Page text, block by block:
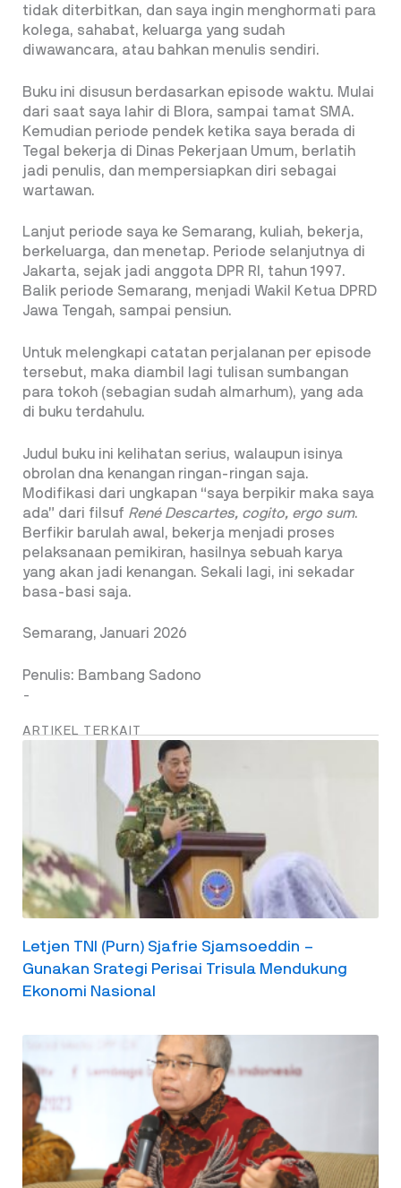
tidak diterbitkan, dan saya ingin menghormati para
kolega, sahabat, keluarga yang sudah
diwawancara, atau bahkan menulis sendiri.
Buku ini disusun berdasarkan episode waktu. Mulai
dari saat saya lahir di Blora, sampai tamat SMA.
Kemudian periode pendek ketika saya berada di
Tegal bekerja di Dinas Pekerjaan Umum, berlatih
jadi penulis, dan mempersiapkan diri sebagai
wartawan.
Lanjut periode saya ke Semarang, kuliah, bekerja,
berkeluarga, dan menetap. Periode selanjutnya di
Jakarta, sejak jadi anggota DPR RI, tahun 1997.
Balik periode Semarang, menjadi Wakil Ketua DPRD
Jawa Tengah, sampai pensiun.
Untuk melengkapi catatan perjalanan per episode
tersebut, maka diambil lagi tulisan sumbangan
para tokoh (sebagian sudah almarhum), yang ada
di buku terdahulu.
Judul buku ini kelihatan serius, walaupun isinya
obrolan dna kenangan ringan-ringan saja.
Modifikasi dari ungkapan “saya berpikir maka saya
ada” dari filsuf René Descartes, cogito, ergo sum.
Berfikir barulah awal, bekerja menjadi proses
pelaksanaan pemikiran, hasilnya sebuah karya
yang akan jadi kenangan. Sekali lagi, ini sekadar
basa-basi saja.
Semarang, Januari 2026
Penulis: Bambang Sadono
-
ARTIKEL TERKAIT
Letjen TNI (Purn) Sjafrie Sjamsoeddin –
Gunakan Srategi Perisai Trisula Mendukung
Ekonomi Nasional